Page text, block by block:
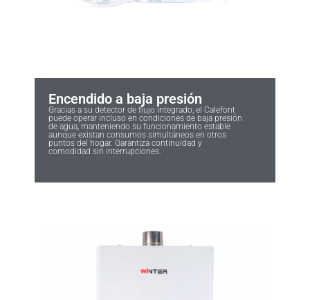
Encendido a baja presión
Gracias a su detector de flujo integrado, el Calefont
puede operar incluso en condiciones de baja presión
de agua, manteniendo su funcionamiento estable
aunque existan consumos simultáneos en otros
puntos del hogar. Garantiza continuidad y
comodidad sin interrupciones.